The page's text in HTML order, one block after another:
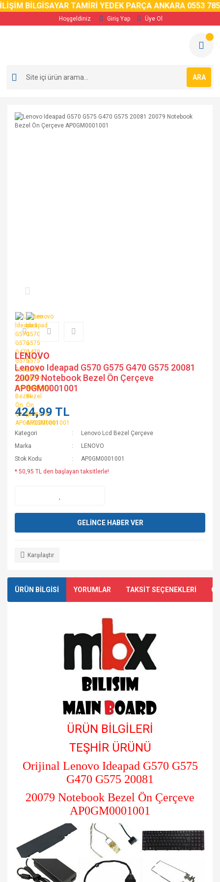
BİLGİSAYAR TAMİRİ YEDEK PARÇA ANKARA 0553 785
Hoşgeldiniz Giriş Yap Üye Ol
ARA
LENOVO
Lenovo Ideapad G570 G575 G470 G575 20081
20079 Notebook Bezel Ön Çerçeve
AP0GM0001001
424,99 TL
Kategori
Lenovo Lcd Bezel Çerçeve
Marka
LENOVO
Stok Kodu
AP0GM0001001
* 50,95 TL den başlayan taksitlerle!
GELİNCE HABER VER
Karşılaştır
ÜRÜN BİLGİSİ YORUMLAR TAKSİT SEÇENEKLERİ
ÜRÜN BİLGİLERİ
TEŞHİR ÜRÜNÜ
Orijinal Lenovo Ideapad G570 G575
G470 G575 20081
20079 Notebook Bezel Ön Çerçeve
AP0GM0001001